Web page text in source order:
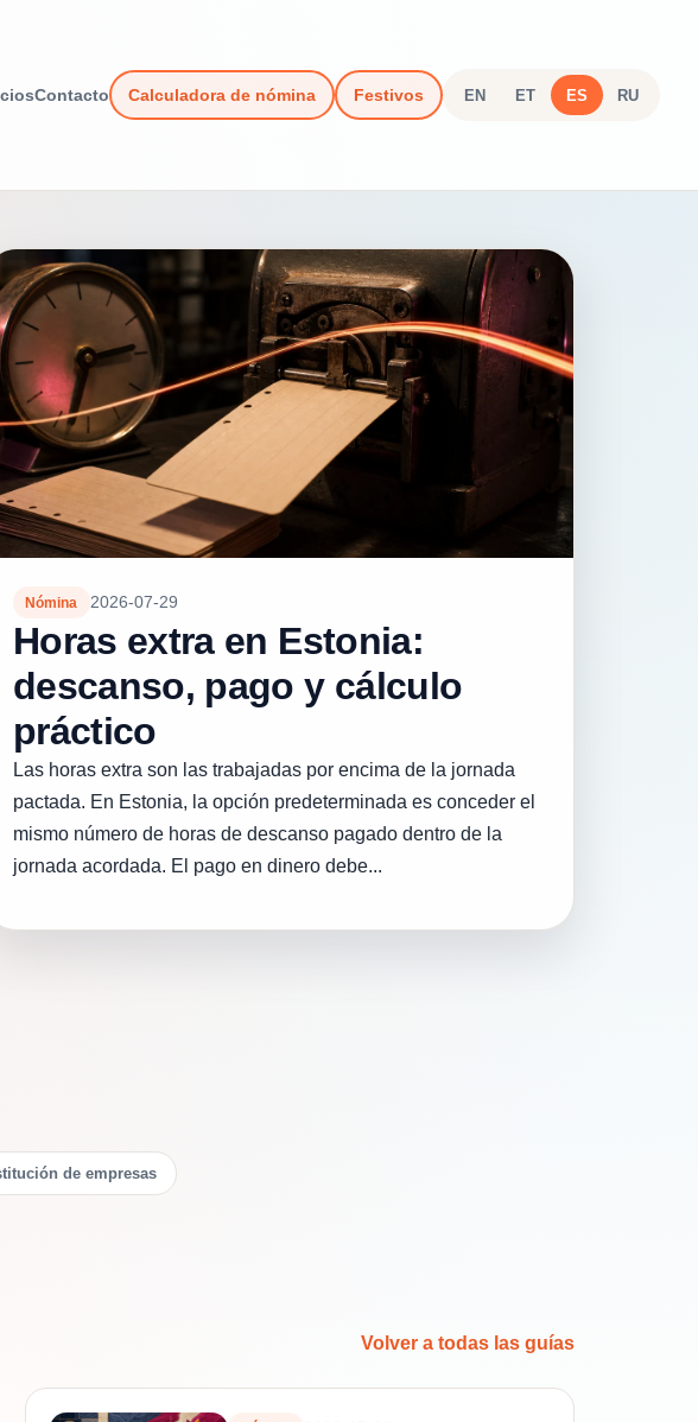
Contacto Calculadora de nómina Festivos EN ET ES RU
Nómina 2026-07-29
Horas extra en Estonia:
descanso, pago y cálculo
práctico
Las horas extra son las trabajadas por encima de la jornada
pactada. En Estonia, la opción predeterminada es conceder el
mismo número de horas de descanso pagado dentro de la
jornada acordada. El pago en dinero debe...
de empresas
Volver a todas las guías